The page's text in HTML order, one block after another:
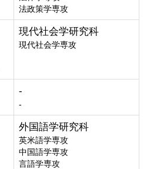
法政策学専攻
現代社会学研究科
現代社会学専攻
-
-
外国語学研究科
英米語学専攻
中国語学専攻
言語学専攻